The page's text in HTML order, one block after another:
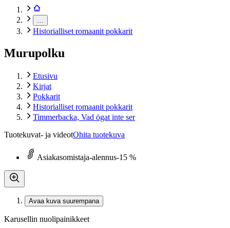
Historialliset romaanit pokkarit
Murupolku
Etusivu
Kirjat
Pokkarit
Historialliset romaanit pokkarit
Timmerbacka, Vad ögat inte ser
Tuotekuvat- ja videotOhita tuotekuva
Asiakasomistaja-alennus-15 %
Avaa kuva suurempana
Karusellin nuolipainikkeet